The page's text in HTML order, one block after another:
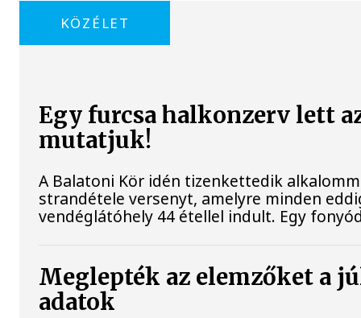
KÖZÉLET
Egy furcsa halkonzerv lett
mutatjuk!
A Balatoni Kör idén tizenkettedik
strandétele versenyt, amelyre minden
vendéglátóhely 44 étellel indult. Egy
Meglepték az elemzőket a
adatok